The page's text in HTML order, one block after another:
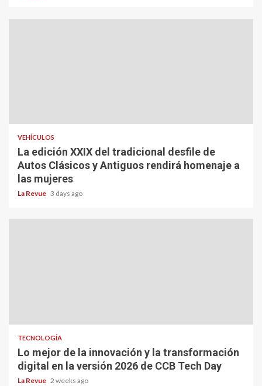
VEHÍCULOS
La edición XXIX del tradicional desfile de
Autos Clásicos y Antiguos rendirá homenaje a
las mujeres
La Revue 3 days ago
TECNOLOGÍA
Lo mejor de la innovación y la transformación
digital en la versión 2026 de CCB Tech Day
La Revue 2 weeks ago